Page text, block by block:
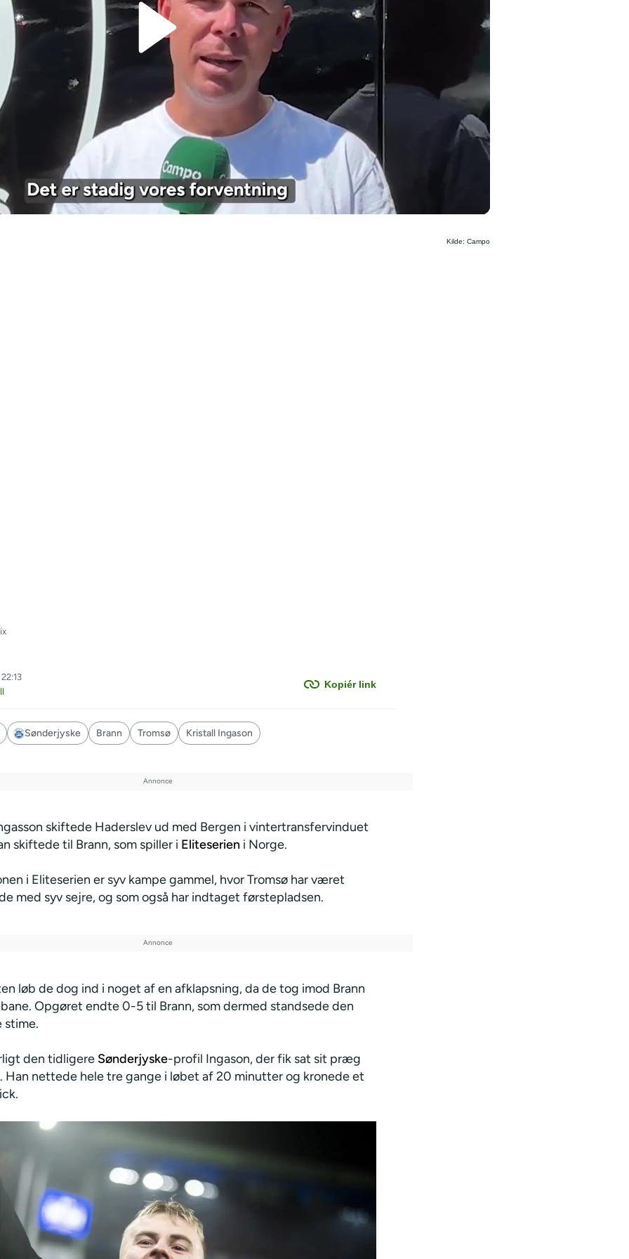
Kilde: Campo
Kopiér link
Sønderjyske Brann Tromsø Kristall Ingason
skiftede Haderslev ud med Bergen i vintertransfervinduet
skiftede til Brann, som spiller i Eliteserien i Norge.
i Eliteserien er syv kampe gammel, hvor Tromsø har været
med syv sejre, og som også har indtaget førstepladsen.
løb de dog ind i noget af en afklapsning, da de tog imod Brann
Opgøret endte 0-5 til Brann, som dermed standsede den
stime.
den tidligere Sønderjyske-profil Ingason, der fik sat sit præg
Han nettede hele tre gange i løbet af 20 minutter og kronede et